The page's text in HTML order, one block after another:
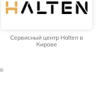
Сервисный центр Halten в
Кирове